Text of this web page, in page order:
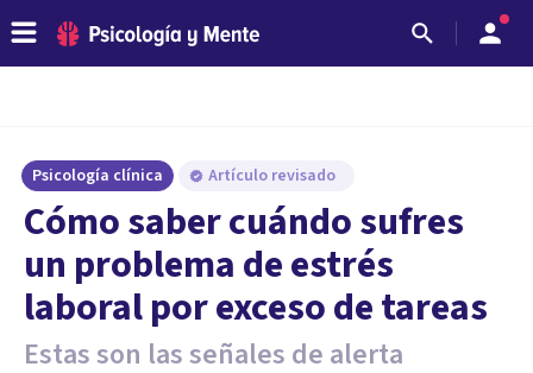
Psicología clínica Artículo revisado
Cómo saber cuándo sufres
un problema de estrés
laboral por exceso de tareas
Estas son las señales de alerta